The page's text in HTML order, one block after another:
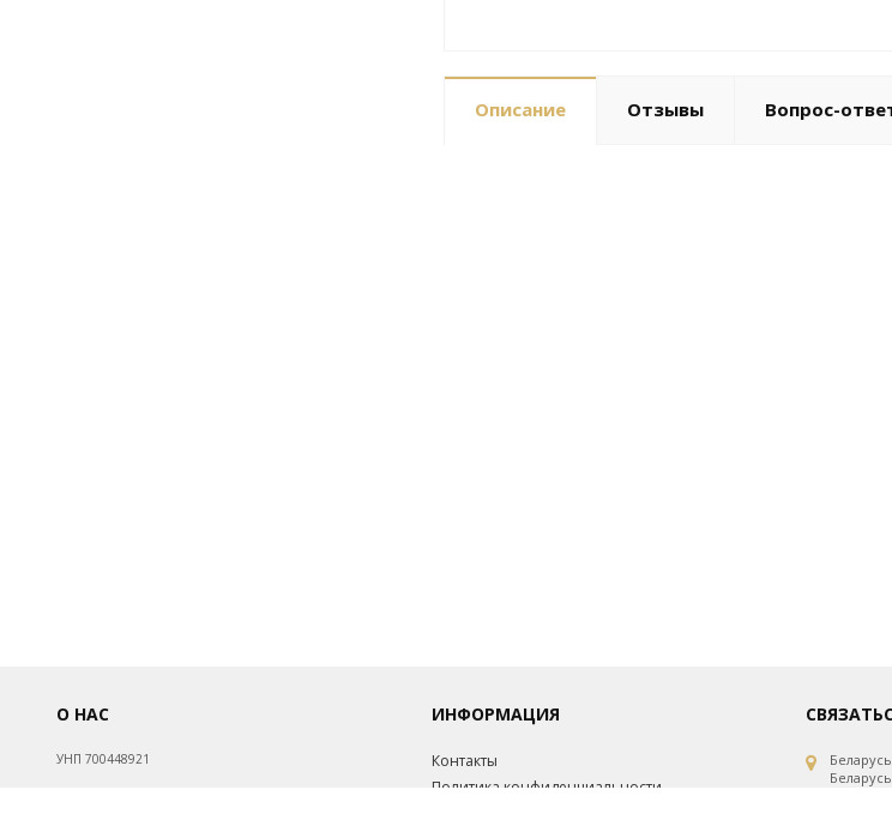
Описание Отзывы Вопрос-
О НАС
УНП 700448921
ИНФОРМАЦИЯ
Контакты
Политика конфиденциальности